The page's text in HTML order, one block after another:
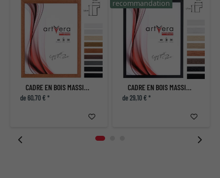
CADRE EN BOIS MASSIF LUND
de 60,70 € *
CADRE EN BOIS MASSIF UPPSALA
de 29,10 € *
recommandation